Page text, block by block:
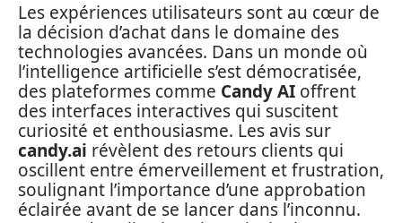
Les expériences utilisateurs sont au cœur de
la décision d’achat dans le domaine des
technologies avancées. Dans un monde où
l’intelligence artificielle s’est démocratisée,
des plateformes comme Candy AI offrent
des interfaces interactives qui suscitent
curiosité et enthousiasme. Les avis sur
candy.ai révèlent des retours clients qui
oscillent entre émerveillement et frustration,
soulignant l’importance d’une approbation
éclairée avant de se lancer dans l’inconnu.